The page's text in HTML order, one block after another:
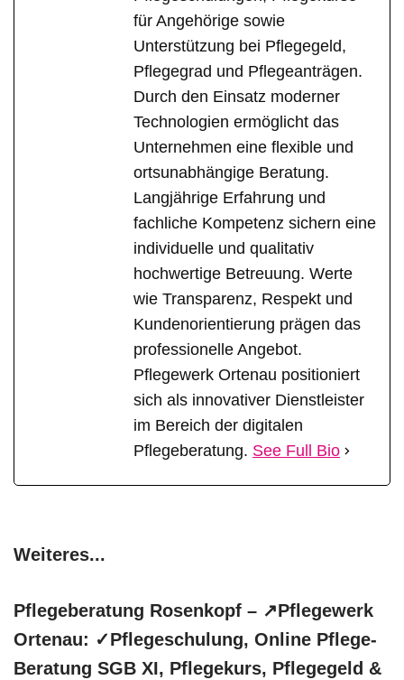
für Angehörige sowie
Unterstützung bei Pflegegeld,
Pflegegrad und Pflegeanträgen.
Durch den Einsatz moderner
Technologien ermöglicht das
Unternehmen eine flexible und
ortsunabhängige Beratung.
Langjährige Erfahrung und
fachliche Kompetenz sichern eine
individuelle und qualitativ
hochwertige Betreuung. Werte
wie Transparenz, Respekt und
Kundenorientierung prägen das
professionelle Angebot.
Pflegewerk Ortenau positioniert
sich als innovativer Dienstleister
im Bereich der digitalen
Pflegeberatung. See Full Bio
Weiteres...
Pflegeberatung Rosenkopf – ↗️Pflegewerk
Ortenau: ✓Pflegeschulung, Online Pflege-
Beratung SGB XI, Pflegekurs, Pflegegeld &